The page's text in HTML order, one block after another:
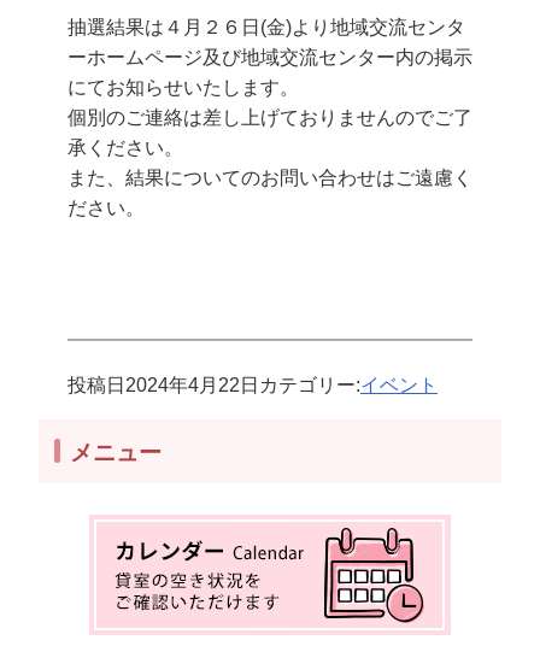
抽選結果は４月２６日(金)より地域交流センタ
ーホームページ及び地域交流センター内の掲示
にてお知らせいたします。
個別のご連絡は差し上げておりませんのでご了
承ください。
また、結果についてのお問い合わせはご遠慮く
ださい。
投稿日 2024年4月22日 カテゴリー:イベント
メニュー